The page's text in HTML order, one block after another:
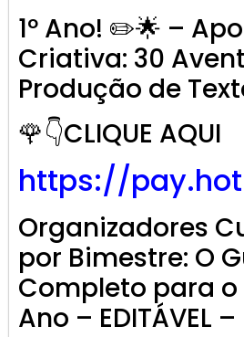
1º Ano! ✏️🌟 –
Criativa: 30
Produção de
🌹👇CLIQUE AQUI
https://
Organizadores
por Bimestre: O
Completo para o
Ano – EDITÁVEL –